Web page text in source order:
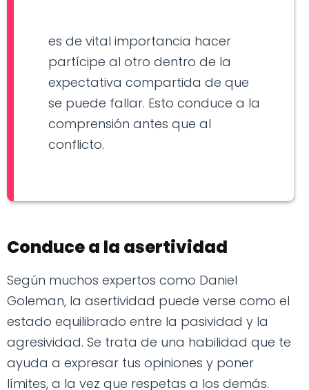
es de vital importancia hacer
partícipe al otro dentro de la
expectativa compartida de que
se puede fallar. Esto conduce a la
comprensión antes que al
conflicto.
Conduce a la asertividad
Según muchos expertos como Daniel
Goleman, la asertividad puede verse como el
estado equilibrado entre la pasividad y la
agresividad. Se trata de una habilidad que te
ayuda a expresar tus opiniones y poner
límites, a la vez que respetas a los demás.